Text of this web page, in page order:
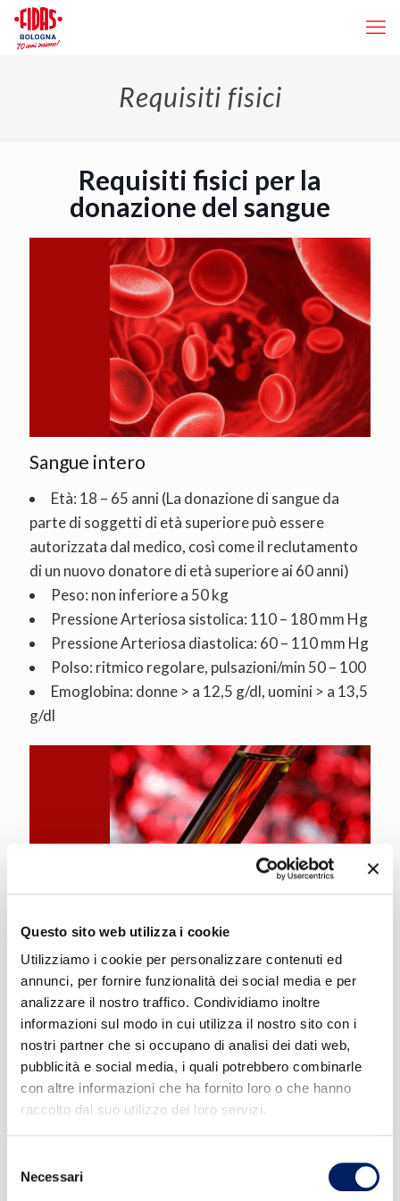
Questo sito web utilizza i cookie
Utilizziamo i cookie per personalizzare contenuti ed
annunci, per fornire funzionalità dei social media e per
analizzare il nostro traffico. Condividiamo inoltre
informazioni sul modo in cui utilizza il nostro sito con i
nostri partner che si occupano di analisi dei dati web,
pubblicità e social media, i quali potrebbero combinarle
con altre informazioni che ha fornito loro o che hanno
raccolto dal suo utilizzo dei loro servizi.
delNecessari
Requisiti fisici
Requisiti fisici per la
donazione del sangue
Sangue intero
Età: 18 – 65 anni (La donazione di sangue da
parte di soggetti di età superiore può essere
autorizzata dal medico, così come il reclutamento
di un nuovo donatore di età superiore ai 60 anni)
Peso: non inferiore a 50 kg
Pressione Arteriosa sistolica: 110 – 180 mm Hg
Pressione Arteriosa diastolica: 60 – 110 mm Hg
Polso: ritmico regolare, pulsazioni/min 50 – 100
Emoglobina: donne > a 12,5 g/dl, uomini > a 13,5
g/dl
Plasma
Stessi requisiti previsti per l’idoneità alla donazione
di sangue intero. In caso di plasmaferesi con
intervalli di tempo superiori a 90 gg, l’idoneità puo’
essere valutata considerando valori di HB non
inferiori a 11,5 g/dl nella donna e 12,5 g/dl